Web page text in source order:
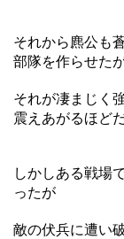
それから麃公も
部隊を作らせた
それが凄まじく
震えあがるほど
しかしある戦場
ったが
敵の伏兵に遭い